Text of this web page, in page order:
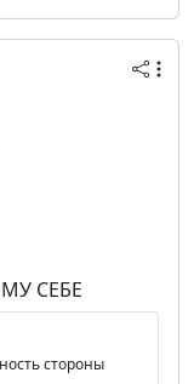
СЕБЕ
стороны